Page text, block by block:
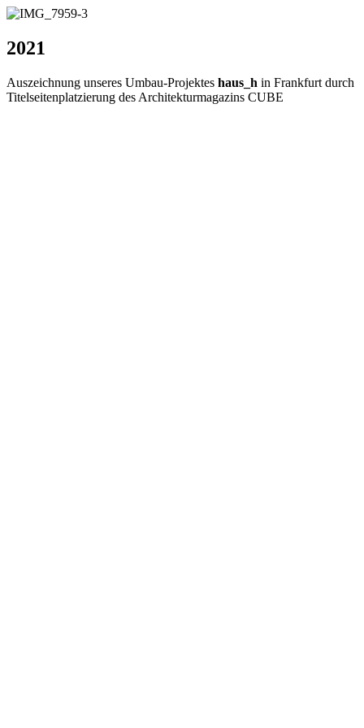
2021
Auszeichnung unseres Umbau-Projektes haus_h in Frankfurt durch
Titelseitenplatzierung des Architekturmagazins CUBE